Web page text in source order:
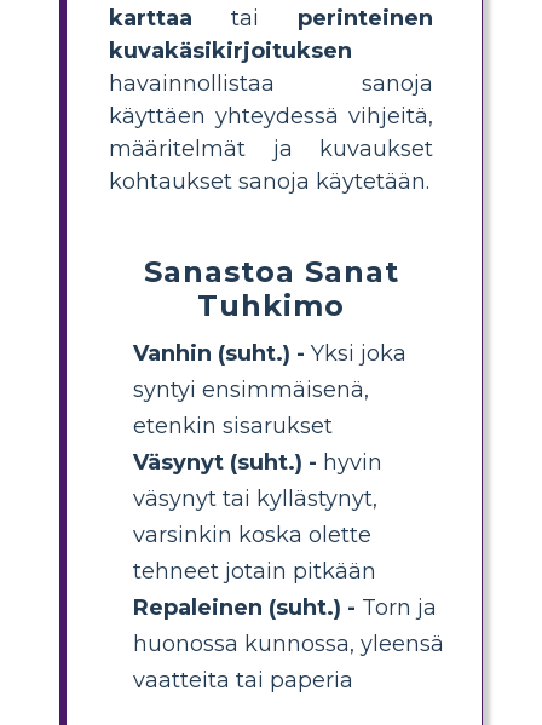
karttaa tai perinteinen
kuvakäsikirjoituksen
havainnollistaa sanoja
käyttäen yhteydessä vihjeitä,
määritelmät ja kuvaukset
kohtaukset sanoja käytetään.
Sanastoa Sanat
Tuhkimo
Vanhin (suht.) - Yksi joka
syntyi ensimmäisenä,
etenkin sisarukset
Väsynyt (suht.) - hyvin
väsynyt tai kyllästynyt,
varsinkin koska olette
tehneet jotain pitkään
Repaleinen (suht.) - Torn ja
huonossa kunnossa, yleensä
vaatteita tai paperia